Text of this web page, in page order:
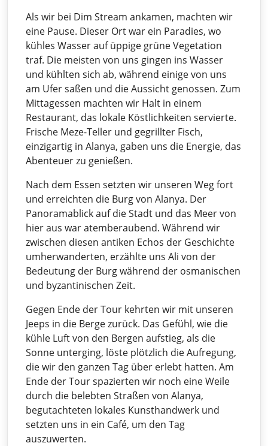
Als wir bei Dim Stream ankamen, machten wir
eine Pause. Dieser Ort war ein Paradies, wo
kühles Wasser auf üppige grüne Vegetation
traf. Die meisten von uns gingen ins Wasser
und kühlten sich ab, während einige von uns
am Ufer saßen und die Aussicht genossen. Zum
Mittagessen machten wir Halt in einem
Restaurant, das lokale Köstlichkeiten servierte.
Frische Meze-Teller und gegrillter Fisch,
einzigartig in Alanya, gaben uns die Energie, das
Abenteuer zu genießen.
Nach dem Essen setzten wir unseren Weg fort
und erreichten die Burg von Alanya. Der
Panoramablick auf die Stadt und das Meer von
hier aus war atemberaubend. Während wir
zwischen diesen antiken Echos der Geschichte
umherwanderten, erzählte uns Ali von der
Bedeutung der Burg während der osmanischen
und byzantinischen Zeit.
Gegen Ende der Tour kehrten wir mit unseren
Jeeps in die Berge zurück. Das Gefühl, wie die
kühle Luft von den Bergen aufstieg, als die
Sonne unterging, löste plötzlich die Aufregung,
die wir den ganzen Tag über erlebt hatten. Am
Ende der Tour spazierten wir noch eine Weile
durch die belebten Straßen von Alanya,
begutachteten lokales Kunsthandwerk und
setzten uns in ein Café, um den Tag
auszuwerten.